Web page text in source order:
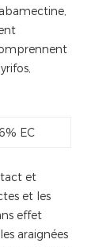
et
et les
effet
araignées